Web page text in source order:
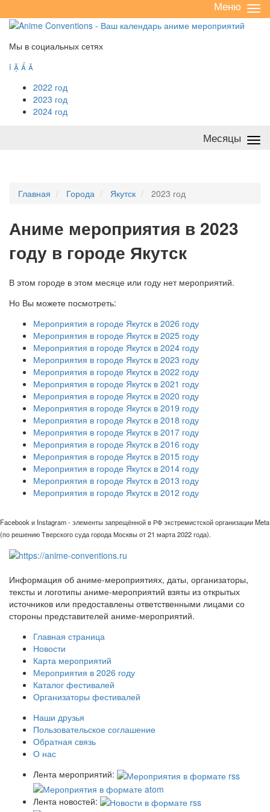
/
Меню
Мы в социальных сетях
   
2022 год
2023 год
2024 год
Месяцы
Главная Города Якутск 2023 год
Аниме мероприятия в 2023
году в городе Якутск
В этом городе в этом месяце или году нет мероприятий.
Но Вы можете посмотреть:
Мероприятия в городе Якутск в 2026 году
Мероприятия в городе Якутск в 2025 году
Мероприятия в городе Якутск в 2024 году
Мероприятия в городе Якутск в 2023 году
Мероприятия в городе Якутск в 2022 году
Мероприятия в городе Якутск в 2021 году
Мероприятия в городе Якутск в 2020 году
Мероприятия в городе Якутск в 2019 году
Мероприятия в городе Якутск в 2018 году
Мероприятия в городе Якутск в 2017 году
Мероприятия в городе Якутск в 2016 году
Мероприятия в городе Якутск в 2015 году
Мероприятия в городе Якутск в 2014 году
Мероприятия в городе Якутск в 2013 году
Мероприятия в городе Якутск в 2012 году
Facebook и Instagram - элементы запрещённой в РФ экстремистской организации Meta
(по решению Тверского суда города Москвы от 21 марта 2022 года).
Информация об аниме-мероприятиях, даты, организаторы,
тексты и логотипы аниме-мероприятий взяты из открытых
источников или предоставлены ответственными лицами со
стороны представителей аниме-мероприятий.
Главная страница
Новости
Карта мероприятий
Мероприятия в 2026 году
Каталог фестивалей
Организаторы фестивалей
Наши друзья
Пользовательское соглашение
Обратная связь
О нас
Лента мероприятий:
Лента новостей: